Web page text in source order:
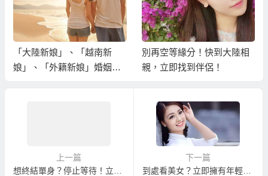
「大陸新娘」、「越南新
娘」、「外籍新娘」婚姻媒
別再空等緣分！快到大陸相
親，立即找到伴侶！
上一篇
想終結單身？停止等待！立即相親、立即結婚，才是真正的解決方法！
下一篇
到處看美女？立即擁有年輕漂亮伴侶的快速捷徑！